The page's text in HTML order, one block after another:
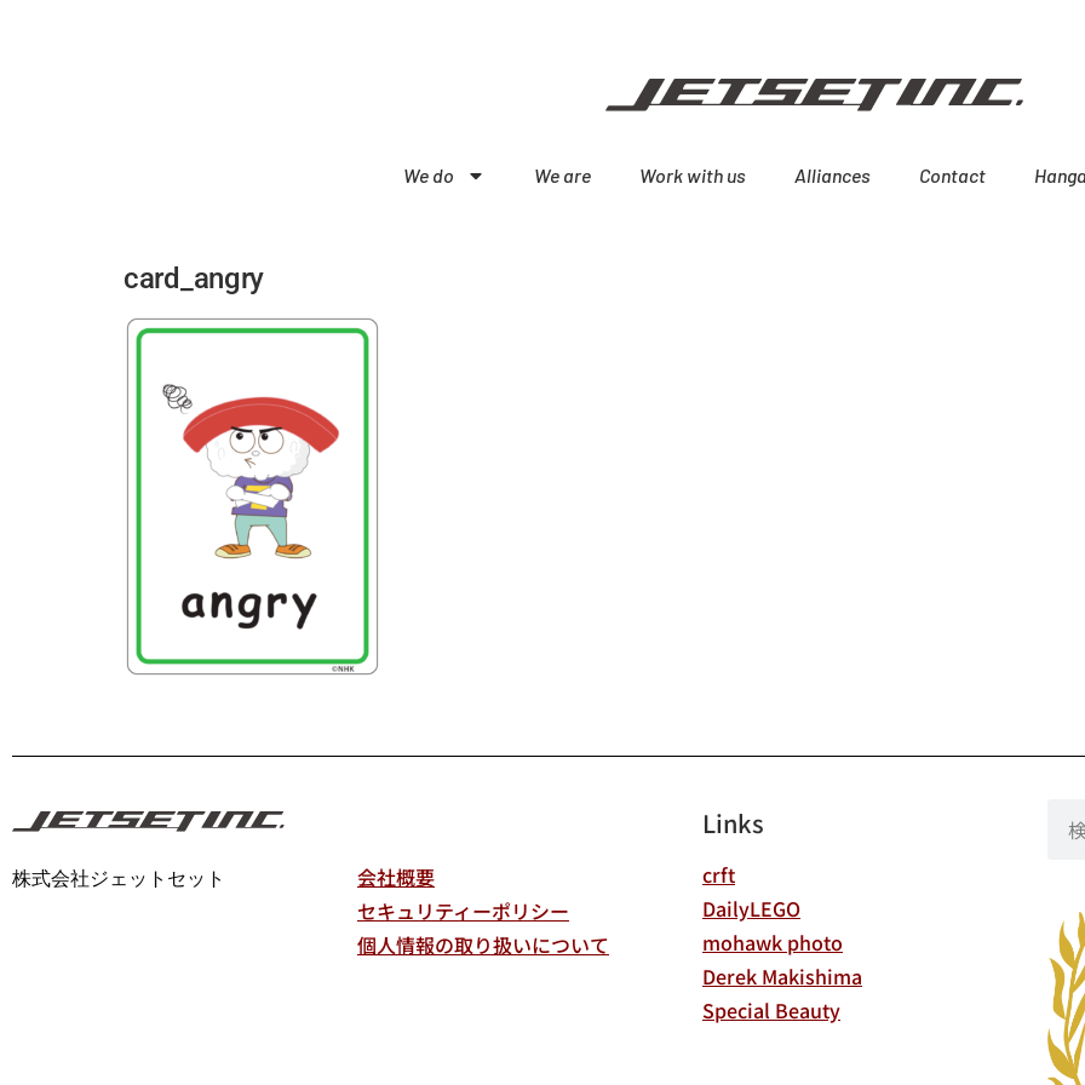
We do We are Work with us Alliances Contact
card_angry
株式会社ジェットセット
会社概要
セキュリティーポリシー
個人情報の取り扱いについて
Links
crft
DailyLEGO
mohawk photo
Derek Makishima
Special Beauty